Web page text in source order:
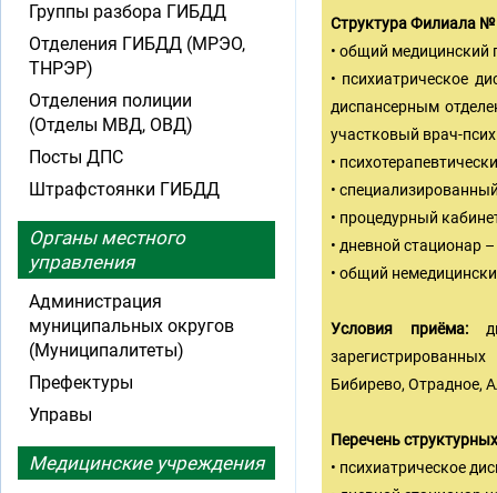
Структура Филиала
• общий медицинский
• психиатрическое
диспансерным
участковый врач-
•
•
• процедурный
• дневной стационар
• общий
Условия приёма:
Бибирево, Отрадное,
Перечень
• психиатрическое
Группы разбора ГИБДД
Отделения ГИБДД (МРЭО,
ТНРЭР)
Отделения полиции
(Отделы МВД, ОВД)
Посты ДПС
Штрафстоянки ГИБДД
Органы местного
управления
Администрация
муниципальных округов
(Муниципалитеты)
Префектуры
Управы
Медицинские учреждения